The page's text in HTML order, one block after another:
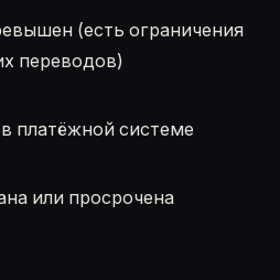
(есть ограничения
переводов)
платёжной системе
или просрочена